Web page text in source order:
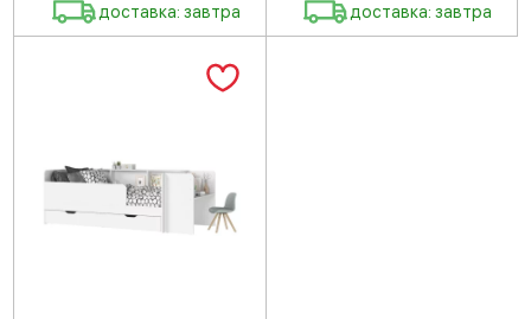
доставка: завтра доставка: завтра